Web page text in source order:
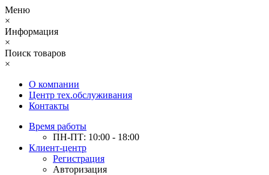
Меню
×
Информация
×
Поиск товаров
×
О компании
Центр тех.обслуживания
Контакты
Время работы
ПН-ПТ: 10:00 - 18:00
Клиент-центр
Регистрация
Авторизация